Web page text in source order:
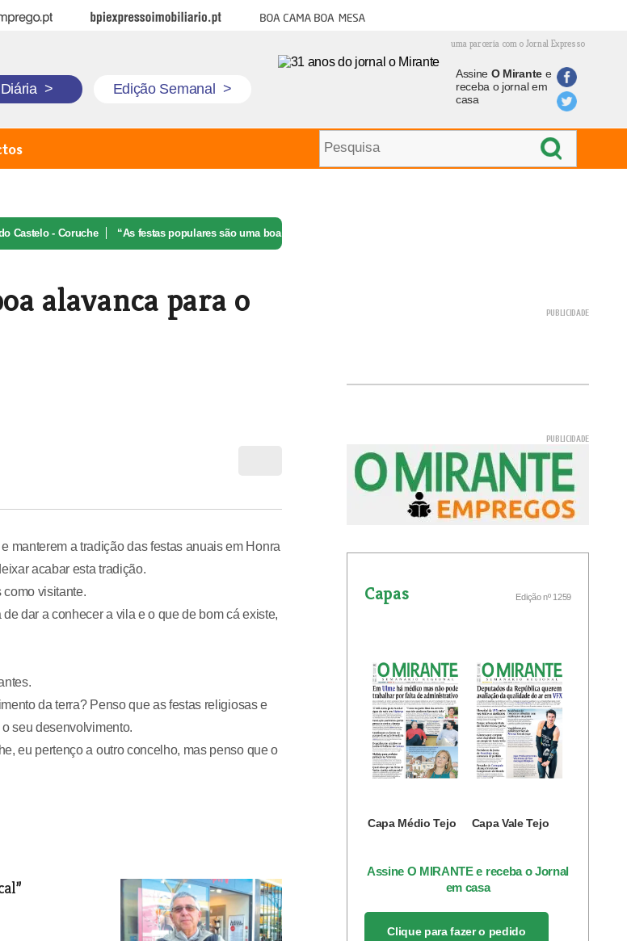
BPI Expresso Imobiliário Boa cama boa mesa
uma parceria com o Jornal Expresso
> Edição Semanal >
Assine O Mirantee
receba o jornal em
casa
Castelo - Coruche “As festas populares são uma boa
alavanca para o
manterem a tradição das festas anuais em Honra
acabar esta tradição.
como visitante.
dar a conhecer a vila e o que de bom cá existe,
da terra? Penso que as festas religiosas e
seu desenvolvimento.
eu pertenço a outro concelho, mas penso que o
Capas Edição nº 1259
Capa Médio Tejo Capa Vale Tejo
Assine O MIRANTE e receba o Jornal
em casa
Clique para fazer o pedido